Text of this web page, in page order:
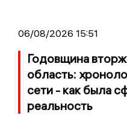
06/08/2026 15:51
Годовщина
область:
сети - как была
реальность